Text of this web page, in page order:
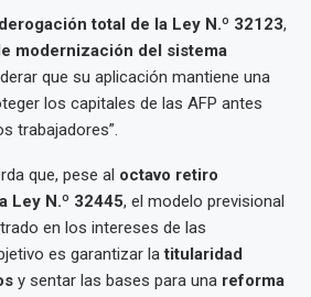
derogación total de la Ley N.º 32123,
modernización del sistema
que su aplicación mantiene una
los capitales de las AFP antes
trabajadores”.
que, pese al octavo retiro
Ley N.º 32445, el modelo previsional
en los intereses de las
es garantizar latitularidad
y sentar las bases para una reforma